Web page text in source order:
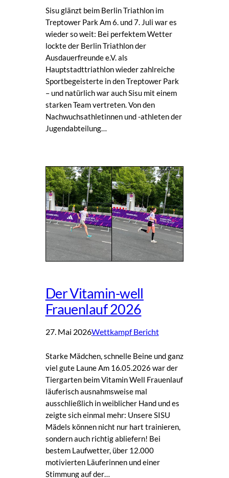
Sisu glänzt beim Berlin Triathlon im
Treptower Park Am 6. und 7. Juli war es
wieder so weit: Bei perfektem Wetter
lockte der Berlin Triathlon der
Ausdauerfreunde e.V. als
Hauptstadttriathlon wieder zahlreiche
Sportbegeisterte in den Treptower Park
– und natürlich war auch Sisu mit einem
starken Team vertreten. Von den
Nachwuchsathletinnen und -athleten der
Jugendabteilung…
Der Vitamin-well
Frauenlauf 2026
27. Mai 2026Wettkampf Bericht
Starke Mädchen, schnelle Beine und ganz
viel gute Laune Am 16.05.2026 war der
Tiergarten beim Vitamin Well Frauenlauf
läuferisch ausnahmsweise mal
ausschließlich in weiblicher Hand und es
zeigte sich einmal mehr: Unsere SISU
Mädels können nicht nur hart trainieren,
sondern auch richtig abliefern! Bei
bestem Laufwetter, über 12.000
motivierten Läuferinnen und einer
Stimmung auf der…